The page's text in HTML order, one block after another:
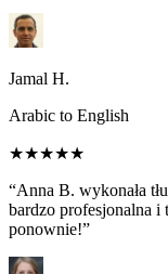
Jamal H.
Arabic to English
★★★★★
“Anna B. wykonała
bardzo profesjonalna i
ponownie!”